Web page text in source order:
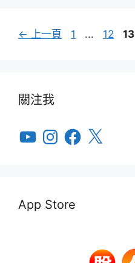
← 上一頁
頁
1 ...
頁
12
頁
13
關注我
YouTubeInstagramFacebook
X
App Store